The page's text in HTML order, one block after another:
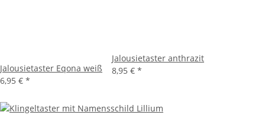
Jalousietaster Eqona weiß
6,95 € *
Jalousietaster anthrazit
8,95 € *